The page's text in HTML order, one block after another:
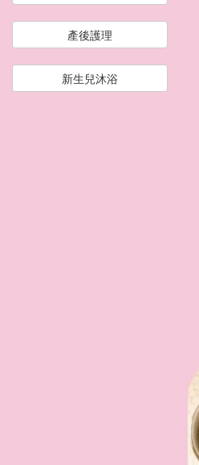
產後護理
新生兒沐浴